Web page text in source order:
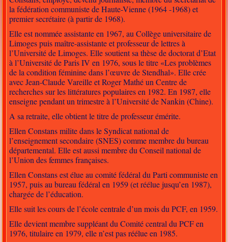
la fédération communiste de Haute-Vienne (1964 -1968) et
premier secrétaire (à partir de 1968).
Elle est nommée assistante en 1967, au Collège universitaire de
Limoges puis maître-assistante et professeur de lettres à
l’Université de Limoges. Elle soutient sa thèse de doctorat d’Etat
à l’Université de Paris IV en 1976, sous le titre «Les problèmes
de la condition féminine dans l’œuvre de Stendhal». Elle crée
avec Jean-Claude Vareille et Roger Mathé un Centre de
recherches sur les littératures populaires en 1982. En 1987, elle
enseigne pendant un trimestre à l’Université de Nankin (Chine).
A sa retraite, elle obtient le titre de professeur émérite.
Ellen Constans milite dans le Syndicat national de
l’enseignement secondaire (SNES) comme membre du bureau
départemental. Elle est aussi membre du Conseil national de
l’Union des femmes françaises.
Ellen Constans est élue au comité fédéral du Parti communiste en
1957, puis au bureau fédéral en 1959 (et réélue jusqu’en 1987),
chargée de l’éducation.
Elle suit les cours de l’école centrale d’un mois du PCF, en 1959.
Elle devient membre suppléant du Comité central du PCF en
1976, titulaire en 1979, elle n’est pas réélue en 1985.